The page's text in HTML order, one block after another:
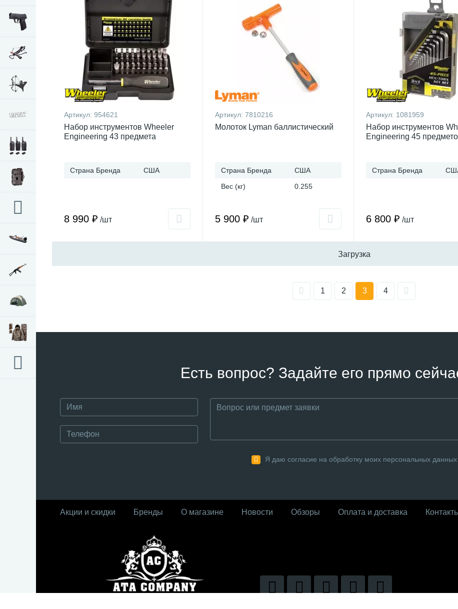
Артикул: 954621
Набор инструментов Wheeler
Engineering 43 предмета
Страна Бренда США
8 990 ₽ /шт
Артикул: 7810216
Молоток Lyman баллистический
Страна Бренда
США
Вес (кг)
0.255
5 900 ₽ /шт
Артикул: 1081959
Набор инструментов
Engineering 45
Страна Бренда
6 800 ₽ /шт
Загрузка
1 2 3 4
Есть вопрос? Задайте его прямо
Я даю согласие на обработку моих персональных данных
Акции и скидки Бренды О магазине Новости Обзоры Оплата и доставка